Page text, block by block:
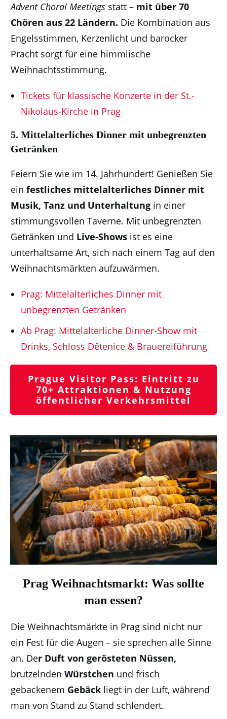
Advent Choral Meetings statt – mit über 70
Chören aus 22 Ländern. Die Kombination aus
Engelsstimmen, Kerzenlicht und barocker
Pracht sorgt für eine himmlische
Weihnachtsstimmung.
Tickets für klassische Konzerte in der St.-
Nikolaus-Kirche in Prag
5. Mittelalterliches Dinner mit unbegrenzten
Getränken
Feiern Sie wie im 14. Jahrhundert! Genießen Sie
ein festliches mittelalterliches Dinner mit
Musik, Tanz und Unterhaltung in einer
stimmungsvollen Taverne. Mit unbegrenzten
Getränken und Live-Shows ist es eine
unterhaltsame Art, sich nach einem Tag auf den
Weihnachtsmärkten aufzuwärmen.
Prag: Mittelalterliches Dinner mit
unbegrenzten Getränken
Ab Prag: Mittelalterliche Dinner-Show mit
Drinks, Schloss Dětenice & Brauereiführung
Prague Visitor Pass: Eintritt zu
70+ Attraktionen & Nutzung
öffentlicher Verkehrsmittel
Prag Weihnachtsmarkt: Was sollte
man essen?
Die Weihnachtsmärkte in Prag sind nicht nur
ein Fest für die Augen – sie sprechen alle Sinne
an. Der Duft von gerösteten Nüssen,
brutzelnden Würstchen und frisch
gebackenem Gebäck liegt in der Luft, während
man von Stand zu Stand schlendert.